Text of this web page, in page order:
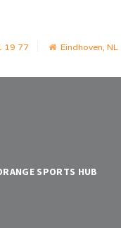
19 77 Eindhoven, NL
SPORTS HUB